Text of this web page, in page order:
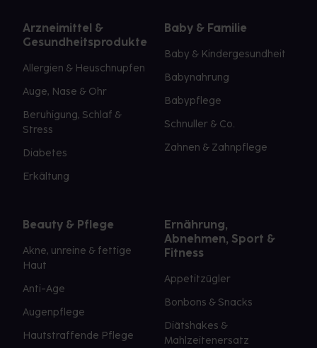
Arzneimittel &
Gesundheitsprodukte
Allergien & Heuschnupfen
Auge, Nase & Ohr
Beruhigung, Schlaf &
Stress
Diabetes
Erkältung
Baby & Familie
Baby & Kindergesundheit
Babynahrung
Babypflege
Schnuller & Co.
Zahnen & Zahnpflege
Beauty & Pflege
Akne, unreine & fettige
Haut
Anti-Age
Augenpflege
Hautstraffende Pflege
Ernährung,
Abnehmen, Sport &
Fitness
Appetitzügler
Bonbons & Snacks
Diätshakes &
Mahlzeitenersatz